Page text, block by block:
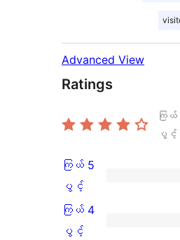
Advanced View
Ratings
ကြ
ပွင့်
ကြယ်
5
ပွင့်
ကြယ် 5
ပွင့်
ကြယ်
ကြယ် 4
ပွင့်